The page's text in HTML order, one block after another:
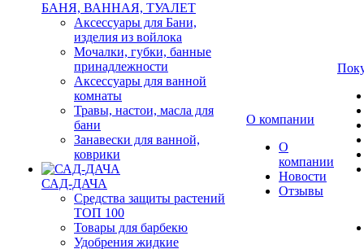
БАНЯ, ВАННАЯ, ТУАЛЕТ
Аксессуары для Бани,
изделия из войлока
Мочалки, губки, банные
принадлежности
Аксессуары для ванной
комнаты
Травы, настои, масла для
бани
Занавески для ванной,
коврики
САД-ДАЧА
Средства защиты растений
ТОП 100
Товары для барбекю
Удобрения жидкие
О компании
О
компании
Новости
Отзывы